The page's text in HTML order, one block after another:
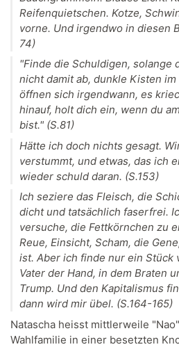
Reifenquietschen. Kotze,
vorne. Und irgendwo in diesen
74)
"Finde die Schuldigen, solange
nicht damit ab, dunkle Kisten im
öffnen sich irgendwann, es
hinauf, holt dich ein, wenn du
bist." (S.81)
Hätte ich doch nichts gesagt.
verstummt, und etwas, das ich
wieder schuld daran. (S.153)
Ich seziere das Fleisch, die
dicht und tatsächlich faserfrei.
versuche, die Fettkörnchen zu
Reue, Einsicht, Scham, die
ist. Aber ich finde nur ein Stück
Vater der Hand, in dem Braten
Trump. Und den Kapitalismus
dann wird mir übel. (S.164-165)
Natascha heisst mittlerweile
Wahlfamilie in einer besetzten